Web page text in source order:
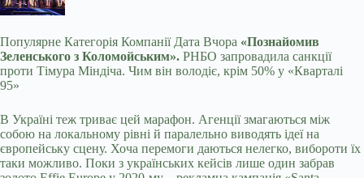
Популярне Категорія Компанії Дата Вчора «Познайомив
Зеленського з Коломойським». РНБО запровадила санкції
проти Тімура Міндіча. Чим він володіє, крім 50% у «Кварталі
95»
В Україні теж триває цей марафон. Агенції змагаються між
собою на локальному рівні й паралельно виводять ідеї на
європейську сцену. Хоча перемоги даються нелегко, вибороти їх
таки можливо. Поки з українських кейсів лише один забрав